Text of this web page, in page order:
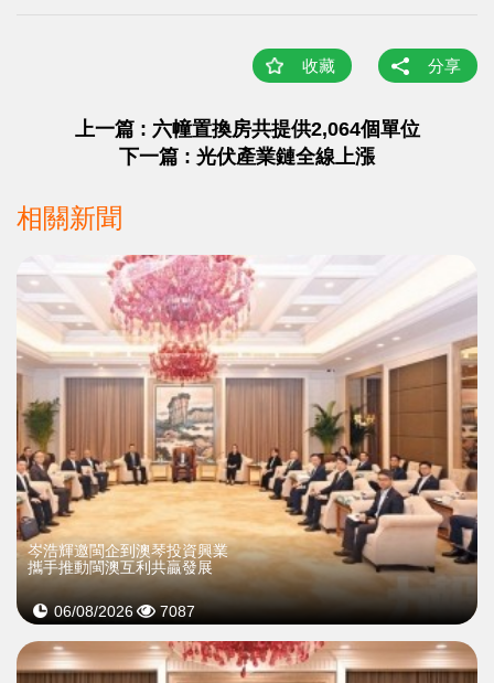
收藏 分享
上一篇 : 六幢置換房共提供2,064個單位
下一篇 : 光伏產業鏈全線上漲
相關新聞
岑浩輝邀閩企到澳琴投資興業
攜手推動閩澳互利共贏發展
06/08/2026 7087